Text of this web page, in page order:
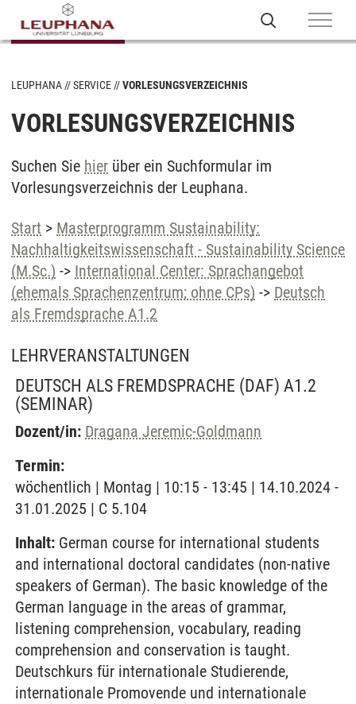
LEUPHANA SERVICE VORLESUNGSVERZEICHNIS
VORLESUNGSVERZEICHNIS
Suchen Sie hier über ein Suchformular im
Vorlesungsverzeichnis der Leuphana.
Start > Masterprogramm Sustainability:
Nachhaltigkeitswissenschaft - Sustainability Science
(M.Sc.) -> International Center: Sprachangebot
(ehemals Sprachenzentrum; ohne CPs) -> Deutsch
als Fremdsprache A1.2
LEHRVERANSTALTUNGEN
DEUTSCH ALS FREMDSPRACHE (DAF) A1.2
(SEMINAR)
Dozent/in: Dragana Jeremic-Goldmann
Termin:
wöchentlich | Montag | 10:15 - 13:45 | 14.10.2024 -
31.01.2025 | C 5.104
Inhalt: German course for international students
and international doctoral candidates (non-native
speakers of German). The basic knowledge of the
German language in the areas of grammar,
listening comprehension, vocabulary, reading
comprehension and conservation is taught.
Deutschkurs für internationale Studierende,
internationale Promovende und internationale